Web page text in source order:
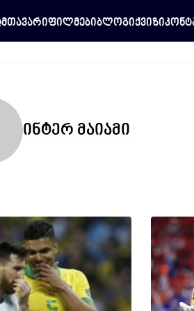
მთავარიფილმებიბლოგიქვიზი
ინტერ მაიამი